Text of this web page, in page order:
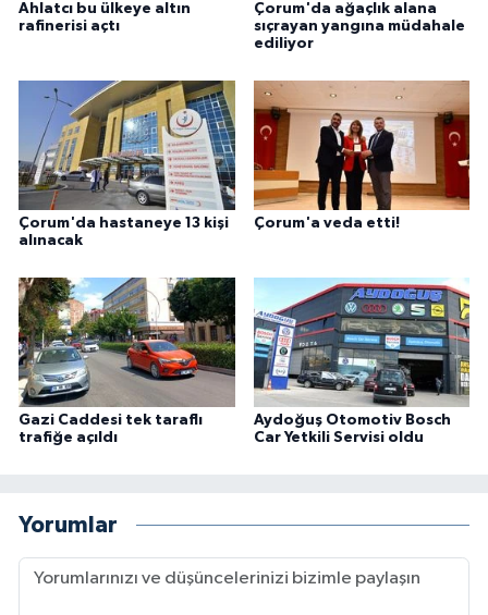
Ahlatcı bu ülkeye altın
rafinerisi açtı
Çorum'da ağaçlık alana
sıçrayan yangına müdahale
ediliyor
Çorum'da hastaneye 13 kişi
alınacak
Çorum'a veda etti!
Gazi Caddesi tek taraflı
trafiğe açıldı
Aydoğuş Otomotiv Bosch
Car Yetkili Servisi oldu
Yorumlar